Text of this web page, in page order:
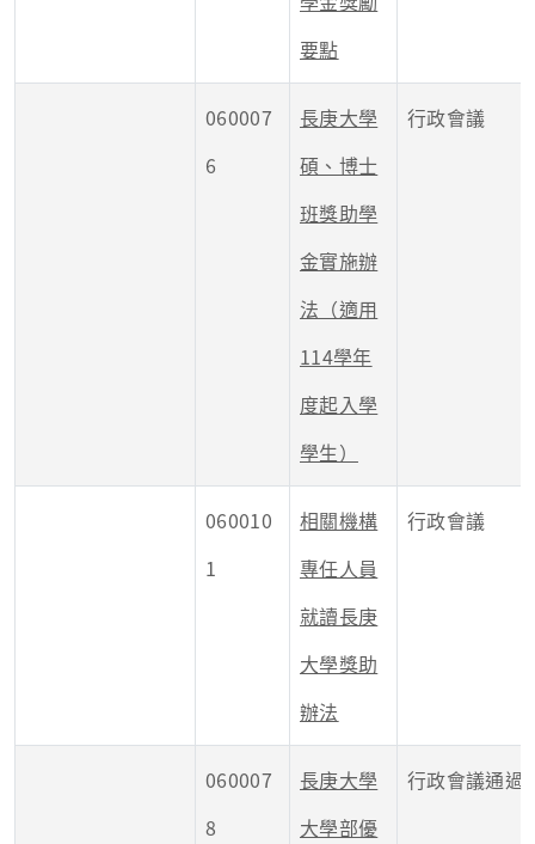
要點
060007
6
長庚大學
碩、博士
班獎助學
金實施辦
法（適用
114學年
度起入學
學生）
行政會議
060010
1
相關機構
專任人員
就讀長庚
大學獎助
辦法
行政會議
060007
8
長庚大學
大學部優
行政會議通過